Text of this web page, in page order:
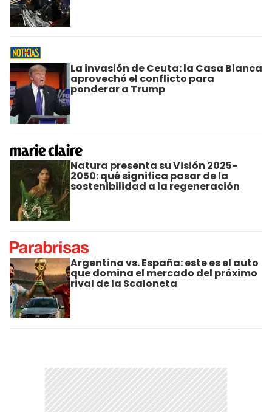
La invasión de Ceuta: la Casa Blanca
aprovechó el conflicto para
ponderar a Trump
Natura presenta su Visión 2025-
2050: qué significa pasar de la
sostenibilidad a la regeneración
Argentina vs. España: este es el auto
que domina el mercado del próximo
rival de la Scaloneta